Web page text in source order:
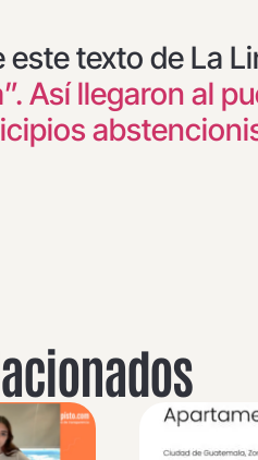
este texto de La
Así llegaron al